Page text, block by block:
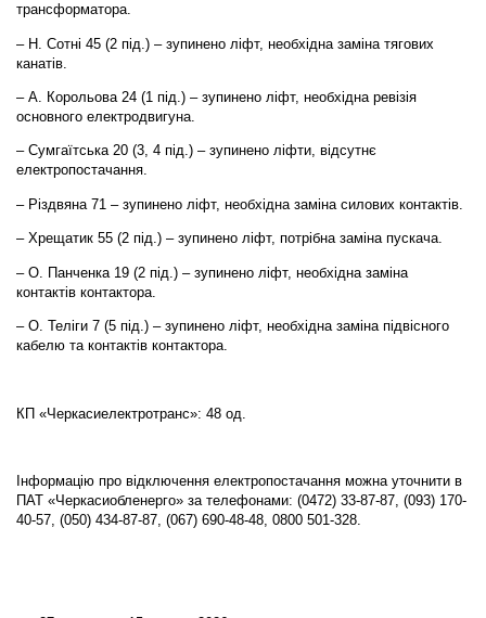
трансформатора.
– Н. Сотні 45 (2 під.) – зупинено ліфт, необхідна заміна тягових
канатів.
– А. Корольова 24 (1 під.) – зупинено ліфт, необхідна ревізія
основного електродвигуна.
– Сумгаїтська 20 (3, 4 під.) – зупинено ліфти, відсутнє
електропостачання.
– Різдвяна 71 – зупинено ліфт, необхідна заміна силових контактів.
– Хрещатик 55 (2 під.) – зупинено ліфт, потрібна заміна пускача.
– О. Панченка 19 (2 під.) – зупинено ліфт, необхідна заміна
контактів контактора.
– О. Теліги 7 (5 під.) – зупинено ліфт, необхідна заміна підвісного
кабелю та контактів контактора.
КП «Черкасиелектротранс»: 48 од.
Інформацію про відключення електропостачання можна уточнити в
ПАТ «Черкасиобленерго» за телефонами: (0472) 33-87-87, (093) 170-
40-57, (050) 434-87-87, (067) 690-48-48, 0800 501-328.